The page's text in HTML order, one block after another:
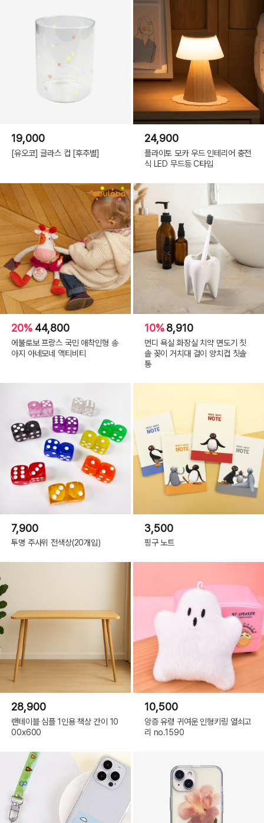
19,000
[유오코] 글라스 컵 [후추별]
24,900
플라이토 모카 우드 인테리어 충전
식 LED 무드등 C타입
20% 44,800
에불로보 프랑스 국민 애착인형 송
아지 아네모네 액티비티
10%8,910
먼디 욕실 화장실 치약 면도기 칫
솔 꽂이 거치대 걸이 양치컵 칫솔
통
7,900
투명 주사위 전색상(20개입)
3,500
핑구 노트
28,900
랜테이블 심플 1인용 책상 간이 10
00x600
10,500
앙증 유령 귀여운 인형키링 열쇠고
리 no.1590